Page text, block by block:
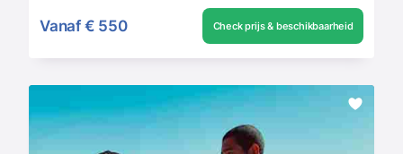
Vanaf € 550 Check prijs & beschikbaarheid